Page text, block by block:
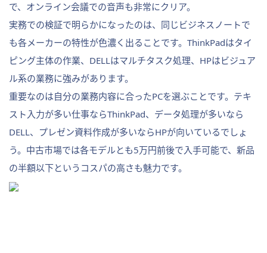
で、オンライン会議での音声も非常にクリア。
実務での検証で明らかになったのは、同じビジネスノートで
も各メーカーの特性が色濃く出ることです。ThinkPadはタイ
ピング主体の作業、DELLはマルチタスク処理、HPはビジュア
ル系の業務に強みがあります。
重要なのは自分の業務内容に合ったPCを選ぶことです。テキ
スト入力が多い仕事ならThinkPad、データ処理が多いなら
DELL、プレゼン資料作成が多いならHPが向いているでしょ
う。中古市場では各モデルとも5万円前後で入手可能で、新品
の半額以下というコスパの高さも魅力です。